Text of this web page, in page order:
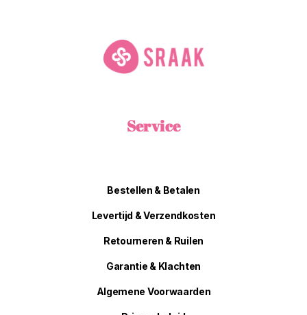
Service
Bestellen & Betalen
Levertijd & Verzendkosten
Retourneren & Ruilen
Garantie & Klachten
Algemene Voorwaarden